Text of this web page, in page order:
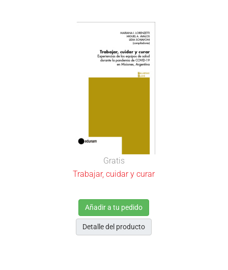
Gratis
Trabajar, cuidar y curar
Añadir a tu pedido
Detalle del producto